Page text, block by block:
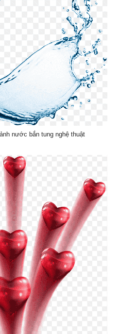
nước bắn tung nghệ thuật